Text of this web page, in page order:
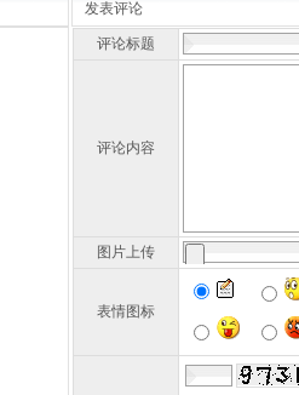
发表评论
评论标题
评论内容
图片上传
表情图标